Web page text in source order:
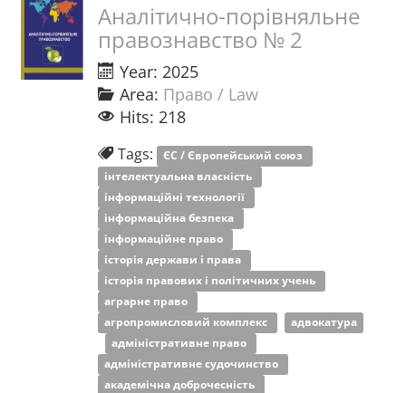
Аналітично-порівняльне
правознавство № 2
Year: 2025
Area: Право / Law
Hits: 218
Tags: ЄС / Європейський союз
інтелектуальна власність
інформаційні технології
інформаційна безпека
інформаційне право
історія держави і права
історія правових і політичних учень
аграрне право
агропромисловий комплекс
адвокатура
адміністративне право
адміністративне судочинство
академічна доброчесність